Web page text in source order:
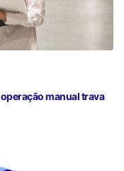
manual trava